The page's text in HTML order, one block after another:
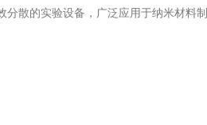
分散的实验设备，广泛应用于纳米材